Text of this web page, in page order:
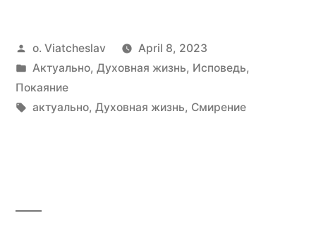
Posted
by
o. Viatcheslav
April 8, 2023
Posted
in
Актуально, Духовная жизнь, Исповедь,
Покаяние
Tags:
актуально, Духовная жизнь, Смирение